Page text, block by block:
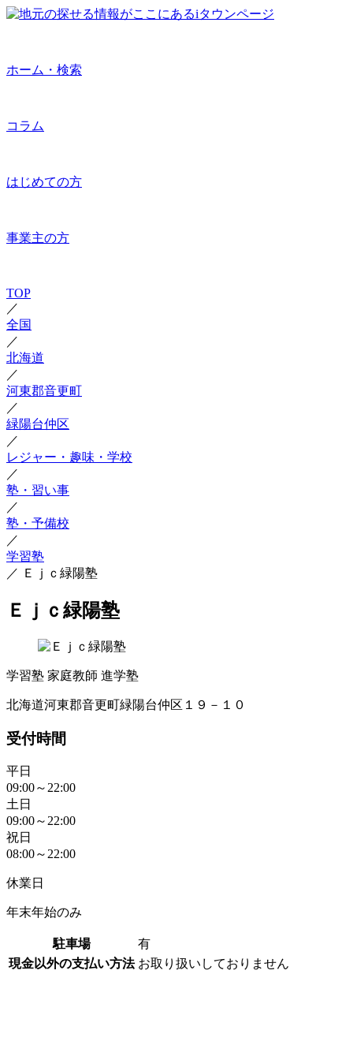
ホーム・検索
コラム
はじめての方
事業主の方
TOP
／
全国
／
北海道
／
河東郡音更町
／
緑陽台仲区
／
レジャー・趣味・学校
／
塾・習い事
／
塾・予備校
／
学習塾
／ Ｅｊｃ緑陽塾
Ｅｊｃ緑陽塾
学習塾 家庭教師 進学塾
北海道河東郡音更町緑陽台仲区１９－１０
受付時間
平日
09:00～22:00
土日
09:00～22:00
祝日
08:00～22:00
休業日
年末年始のみ
駐車場
有
現金以外の支払い方法 お取り扱いしておりません